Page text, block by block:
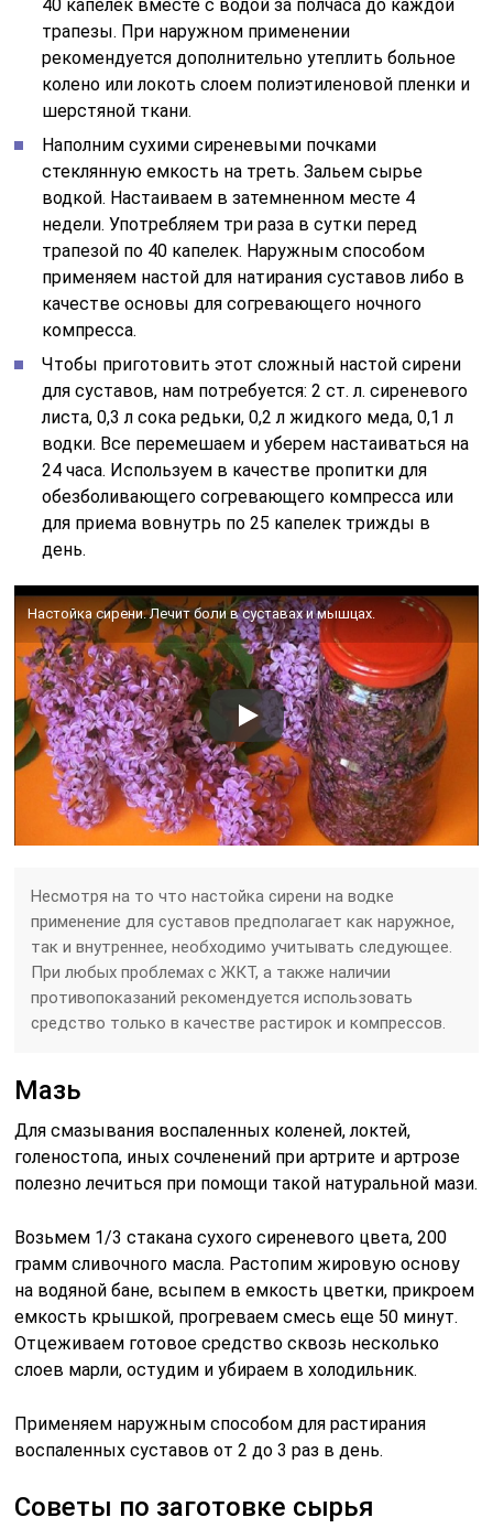
40 капелек вместе с водой за полчаса до каждой
трапезы. При наружном применении
рекомендуется дополнительно утеплить больное
колено или локоть слоем полиэтиленовой пленки и
шерстяной ткани.
Наполним сухими сиреневыми почками
стеклянную емкость на треть. Зальем сырье
водкой. Настаиваем в затемненном месте 4
недели. Употребляем три раза в сутки перед
трапезой по 40 капелек. Наружным способом
применяем настой для натирания суставов либо в
качестве основы для согревающего ночного
компресса.
Чтобы приготовить этот сложный настой сирени
для суставов, нам потребуется: 2 ст. л. сиреневого
листа, 0,3 л сока редьки, 0,2 л жидкого меда, 0,1 л
водки. Все перемешаем и уберем настаиваться на
24 часа. Используем в качестве пропитки для
обезболивающего согревающего компресса или
для приема вовнутрь по 25 капелек трижды в
день.
Настойка сирени. Лечит боли в суставах и мышцах.
Несмотря на то что настойка сирени на водке
применение для суставов предполагает как наружное,
так и внутреннее, необходимо учитывать следующее.
При любых проблемах с ЖКТ, а также наличии
противопоказаний рекомендуется использовать
средство только в качестве растирок и компрессов.
Мазь
Для смазывания воспаленных коленей, локтей,
голеностопа, иных сочленений при артрите и артрозе
полезно лечиться при помощи такой натуральной мази.
Возьмем 1/3 стакана сухого сиреневого цвета, 200
грамм сливочного масла. Растопим жировую основу
на водяной бане, всыпем в емкость цветки, прикроем
емкость крышкой, прогреваем смесь еще 50 минут.
Отцеживаем готовое средство сквозь несколько
слоев марли, остудим и убираем в холодильник.
Применяем наружным способом для растирания
воспаленных суставов от 2 до 3 раз в день.
Советы по заготовке сырья